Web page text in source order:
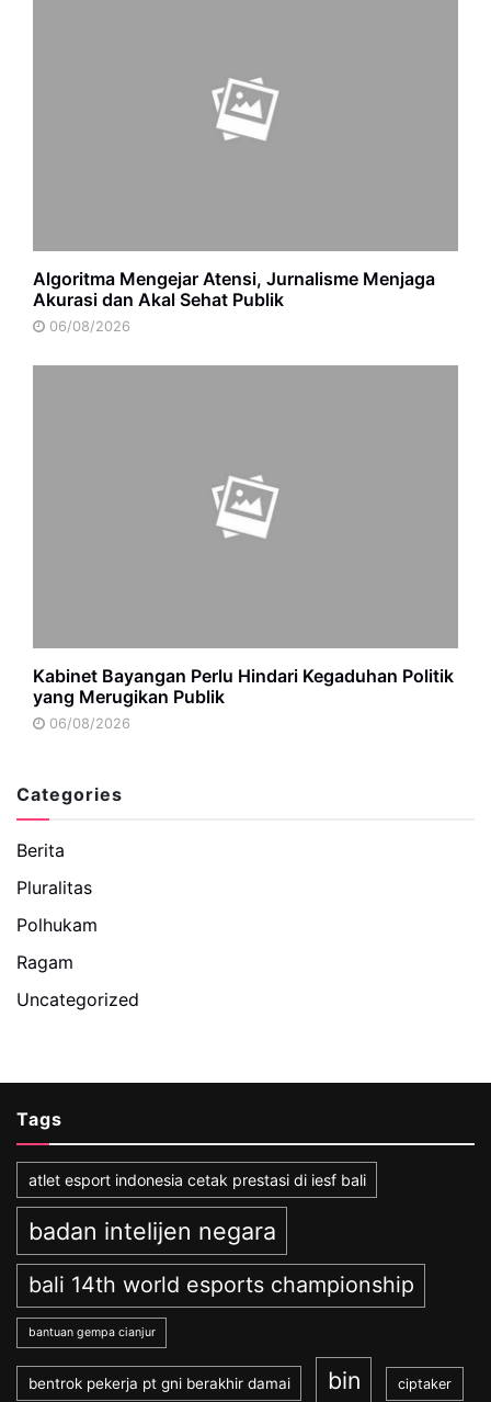
Algoritma Mengejar Atensi, Jurnalisme Menjaga
Akurasi dan Akal Sehat Publik
06/08/2026
Kabinet Bayangan Perlu Hindari Kegaduhan Politik
yang Merugikan Publik
06/08/2026
Categories
Berita
Pluralitas
Polhukam
Ragam
Uncategorized
Tags
atlet esport indonesia cetak prestasi di iesf bali
badan intelijen negara
bali 14th world esports championship
bantuan gempa cianjur
bentrok pekerja pt gni berakhir damai bin ciptaker